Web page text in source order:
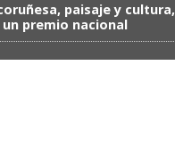
paisaje y cultura,
premio nacional